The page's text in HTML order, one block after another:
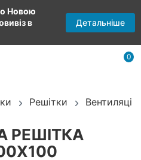
Новою
в
Детальніше
0
Решітки
РЕШІТКА